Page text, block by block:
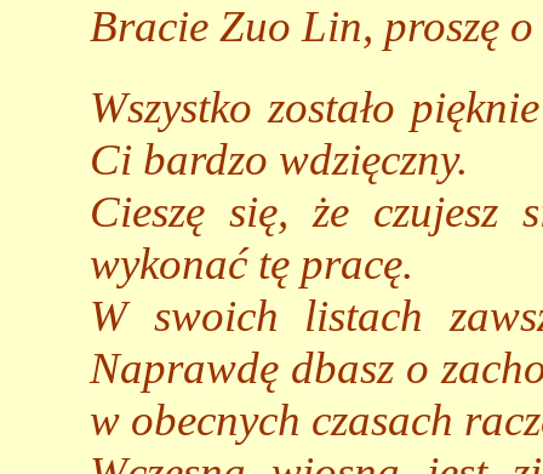
Bracie Zuo Lin, proszę
Wszystko zostało
Ci bardzo wdzięczny.
Cieszę się, że czujesz
wykonać tę pracę.
W swoich listach
Naprawdę dbasz o
w obecnych czasach